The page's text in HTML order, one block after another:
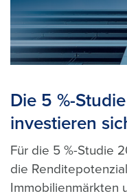
Die 5 %-
investieren
Für die 5 %-Studie
die
Immobilienmärkten